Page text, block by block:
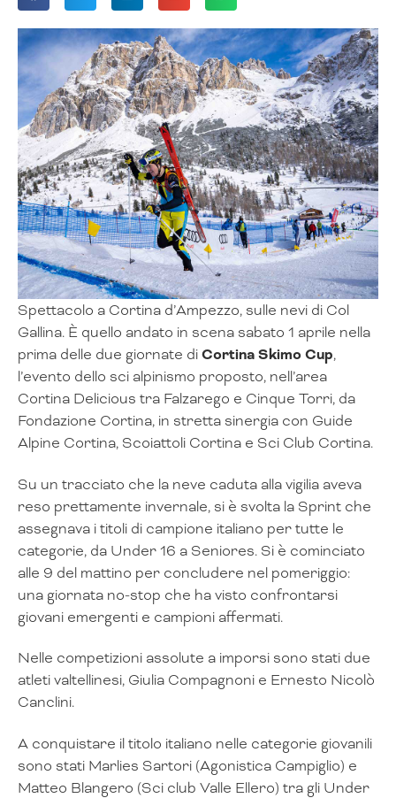
Spettacolo a Cortina d’Ampezzo, sulle nevi di Col
Gallina. È quello andato in scena sabato 1 aprile nella
prima delle due giornate diCortina Skimo Cup,
l’evento dello sci alpinismo proposto, nell’area
Cortina Delicious tra Falzarego e Cinque Torri, da
Fondazione Cortina, in stretta sinergia con Guide
Alpine Cortina, Scoiattoli Cortina e Sci Club Cortina.
Su un tracciato che la neve caduta alla vigilia aveva
reso prettamente invernale, si è svolta la Sprint che
assegnava i titoli di campione italiano per tutte le
categorie, da Under 16 a Seniores. Si è cominciato
alle 9 del mattino per concludere nel pomeriggio:
una giornata no-stop che ha visto confrontarsi
giovani emergenti e campioni affermati.
Nelle competizioni assolute a imporsi sono stati due
atleti valtellinesi, Giulia Compagnoni e Ernesto Nicolò
Canclini.
A conquistare il titolo italiano nelle categorie giovanili
sono stati Marlies Sartori (Agonistica Campiglio) e
Matteo Blangero (Sci club Valle Ellero) tra gli Under